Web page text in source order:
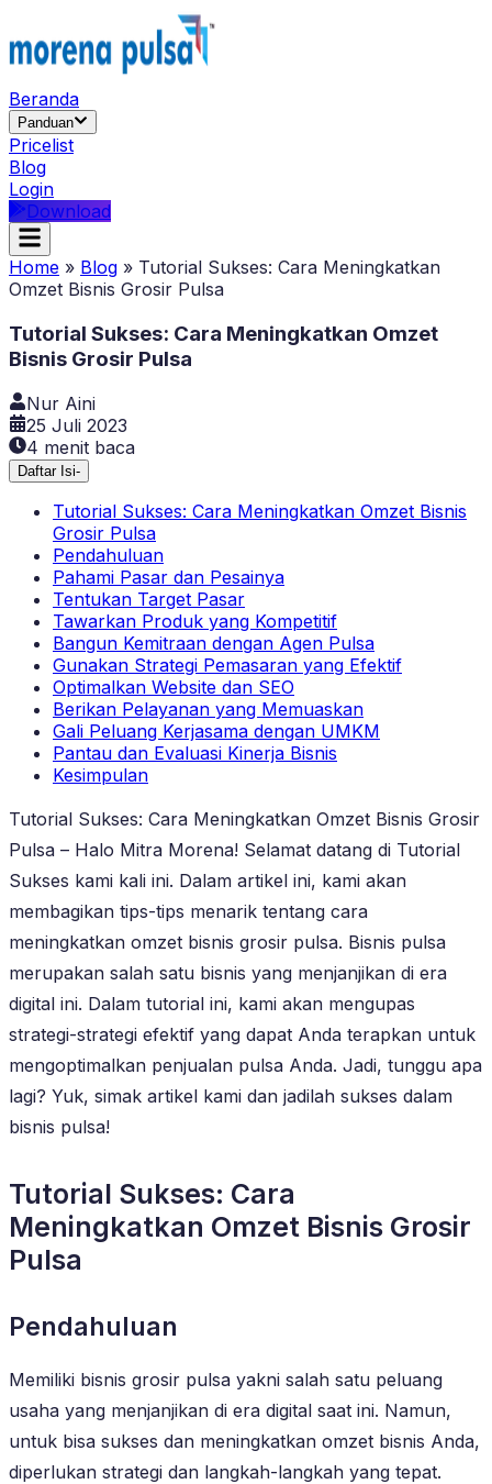
Beranda
Panduan
Pricelist
Blog
Login
Download
Home » Blog » Tutorial Sukses: Cara Meningkatkan
Omzet Bisnis Grosir Pulsa
Tutorial Sukses: Cara Meningkatkan Omzet
Bisnis Grosir Pulsa
Nur Aini
25 Juli 2023
4 menit baca
Daftar Isi-
Tutorial Sukses: Cara Meningkatkan Omzet Bisnis
Grosir Pulsa
Pendahuluan
Pahami Pasar dan Pesainya
Tentukan Target Pasar
Tawarkan Produk yang Kompetitif
Bangun Kemitraan dengan Agen Pulsa
Gunakan Strategi Pemasaran yang Efektif
Optimalkan Website dan SEO
Berikan Pelayanan yang Memuaskan
Gali Peluang Kerjasama dengan UMKM
Pantau dan Evaluasi Kinerja Bisnis
Kesimpulan
Tutorial Sukses: Cara Meningkatkan Omzet Bisnis Grosir
Pulsa – Halo Mitra Morena! Selamat datang di Tutorial
Sukses kami kali ini. Dalam artikel ini, kami akan
membagikan tips-tips menarik tentang cara
meningkatkan omzet bisnis grosir pulsa. Bisnis pulsa
merupakan salah satu bisnis yang menjanjikan di era
digital ini. Dalam tutorial ini, kami akan mengupas
strategi-strategi efektif yang dapat Anda terapkan untuk
mengoptimalkan penjualan pulsa Anda. Jadi, tunggu apa
lagi? Yuk, simak artikel kami dan jadilah sukses dalam
bisnis pulsa!
Tutorial Sukses: Cara
Meningkatkan Omzet Bisnis Grosir
Pulsa
Pendahuluan
Memiliki bisnis grosir pulsa yakni salah satu peluang
usaha yang menjanjikan di era digital saat ini. Namun,
untuk bisa sukses dan meningkatkan omzet bisnis Anda,
diperlukan strategi dan langkah-langkah yang tepat.